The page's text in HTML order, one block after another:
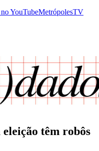
YouTubeMetrópolesTV
têm robôs